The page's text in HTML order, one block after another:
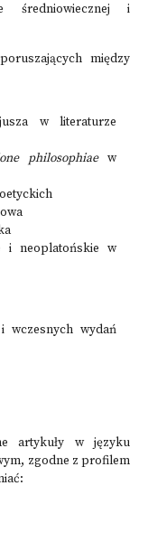
i
między
w literaturze
philosophiaew
i neoplatońskie w
wczesnych wydań
artykuły w języku
zgodne z profilem